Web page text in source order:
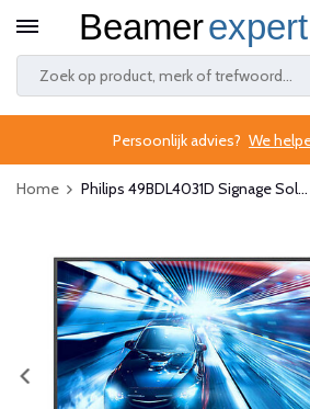
Persoonlijk advies? We
Home Philips 49BDL4031D Signage Sol...